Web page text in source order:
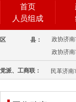
首页
人员组成
区 县： 政协济
政协济
党派、工商联： 民革济南